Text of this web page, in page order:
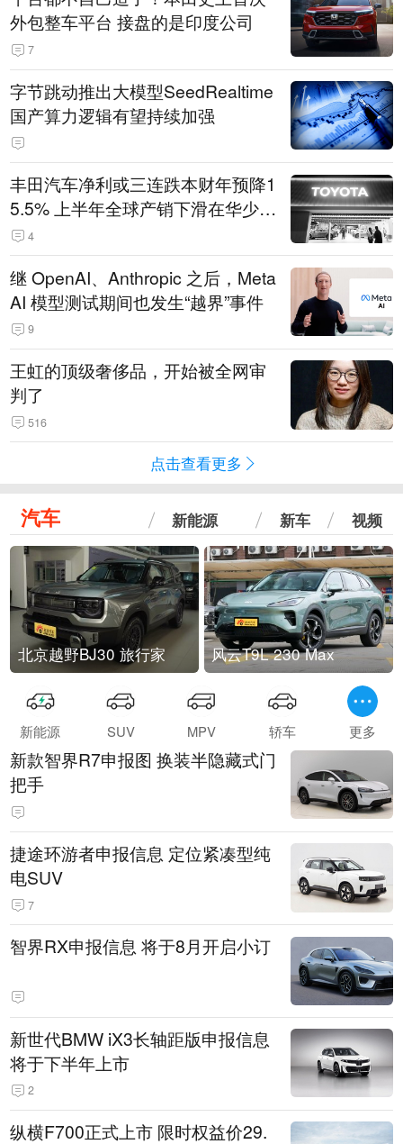
外包整车平台 接盘的是印度公司
7
字节跳动推出大模型SeedRealtime
国产算力逻辑有望持续加强
丰田汽车净利或三连跌本财年预降1
5.5% 上半年全球产销下滑在华少卖
14.3万辆
4
继 OpenAI、Anthropic 之后，Meta
AI 模型测试期间也发生“越界”事件
9
王虹的顶级奢侈品，开始被全网审
判了
516
点击查看更多
汽车 新能源 新车 视频
北京越野BJ30 旅行家 风云T9L 230 Max
新能源 SUV MPV 轿车 更多
新款智界R7申报图 换装半隐藏式门
把手
捷途环游者申报信息 定位紧凑型纯
电SUV
7
智界RX申报信息 将于8月开启小订
新世代BMW iX3长轴距版申报信息
将于下半年上市
2
纵横F700正式上市 限时权益价29.